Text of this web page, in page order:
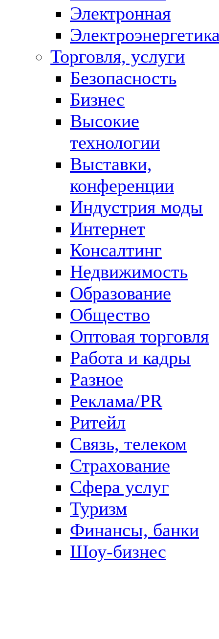
Электронная
Торговля, услуги
Безопасность
Бизнес
Высокие
технологии
Выставки,
конференции
Индустрия моды
Интернет
Консалтинг
Недвижимость
Образование
Общество
Оптовая торговля
Работа и кадры
Разное
Реклама/PR
Ритейл
Связь, телеком
Страхование
Сфера услуг
Туризм
Финансы, банки
Шоу-бизнес